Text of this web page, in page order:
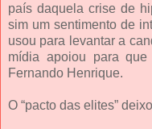
país daquela crise de
sim um sentimento de
usou para levantar a
mídia apoiou para
Fernando Henrique.
O “pacto das elites”